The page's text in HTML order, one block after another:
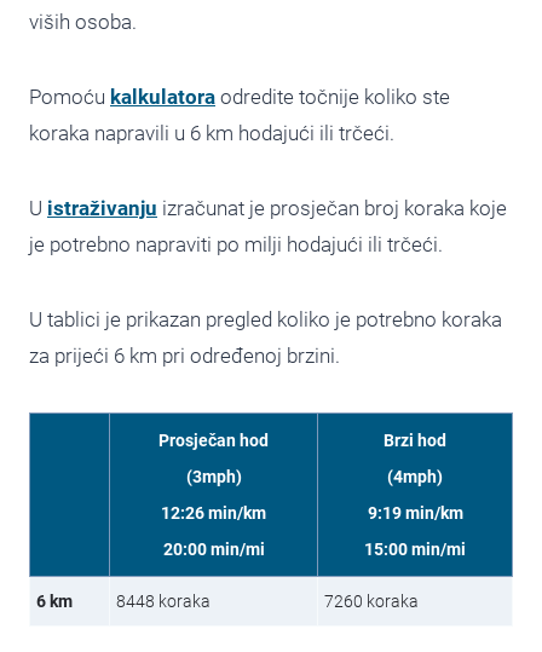
viših osoba.
Pomoću kalkulatora odredite točnije koliko ste
koraka napravili u 6 km hodajući ili trčeći.
U istraživanju izračunat je prosječan broj koraka koje
je potrebno napraviti po milji hodajući ili trčeći.
U tablici je prikazan pregled koliko je potrebno koraka
za prijeći 6 km pri određenoj brzini.
Prosječan hod
(3mph)
12:26 min/km
20:00 min/mi
Brzi hod
(4mph)
9:19 min/km
15:00 min/mi
6 km 8448 koraka 7260 koraka